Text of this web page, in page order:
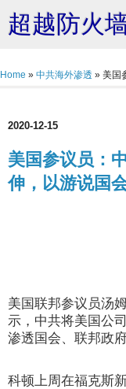
超越防火
Home » 中共海外渗透 » 美国
2020-12-15
美国参议员：
伸，以游说国
美国联邦参议员汤姆
示，中共将美国公
渗透国会、联邦政
科顿上周在福克斯